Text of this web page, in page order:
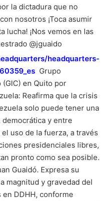
la dictadura que no
nosotros ¡Toca asumir
lucha! ¡Nos vemos en las
@jguaido
headquarters-
Grupo
en Quito por
Reafirma que la crisis
solo puede tener una
y entre
uso de la fuerza, a través
presidenciales libres,
pronto como sea posible.
Guaidó. Expresa su
magnitud y gravedad del
DDHH, conforme